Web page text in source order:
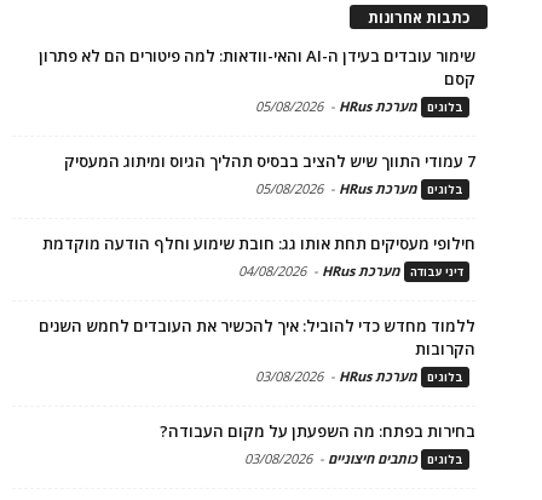
כתבות אחרונות
שימור עובדים בעידן ה-AI והאי-וודאות: למה פיטורים הם לא פתרון
קסם
בלוגים מערכת HRus -
05/08/2026
7 עמודי התווך שיש להציב בבסיס תהליך הגיוס ומיתוג המעסיק
בלוגים מערכת HRus -
05/08/2026
חילופי מעסיקים תחת אותו גג: חובת שימוע וחלף הודעה מוקדמת
דיני עבודה מערכת HRus -
04/08/2026
ללמוד מחדש כדי להוביל: איך להכשיר את העובדים לחמש השנים
הקרובות
בלוגים מערכת HRus -
03/08/2026
בחירות בפתח: מה השפעתן על מקום העבודה?
בלוגים כותבים חיצוניים -
03/08/2026